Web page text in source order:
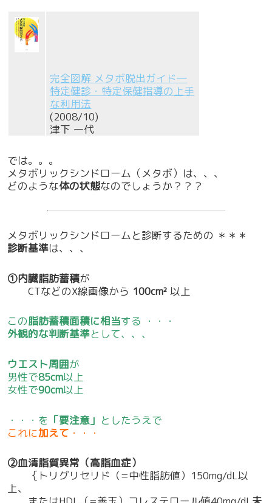
完全図解 メタボ脱出ガイド―
特定健診・特定保健指導の上手
な利用法
(2008/10)
津下 一代
では。。。
メタボリックシンドローム（メタボ）は、、、
どのような体の状態なのでしょうか？？？
メタボリックシンドロームと診断するための ＊＊＊
診断基準は、、、
①内臓脂肪蓄積が
CTなどのX線画像から 100cm²以上
この脂肪蓄積面積に相当する ・・・
外観的な判断基準として、、、
ウエスト周囲が
男性で85cm以上
女性で90cm以上
・・・を 「要注意」 としたうえで
これに加えて ・・・
②血清脂質異常（高脂血症）
｛トリグリセリド（=中性脂肪値）150mg/dL以
上、